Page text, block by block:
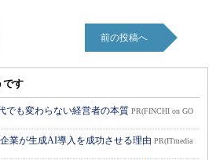
前の投稿へ
です
でも変わらない経営者の本質 PR(FINCHI on GO
業が生成AI導入を成功させる理由 PR(ITmedia